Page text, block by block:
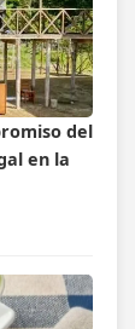
del
en la